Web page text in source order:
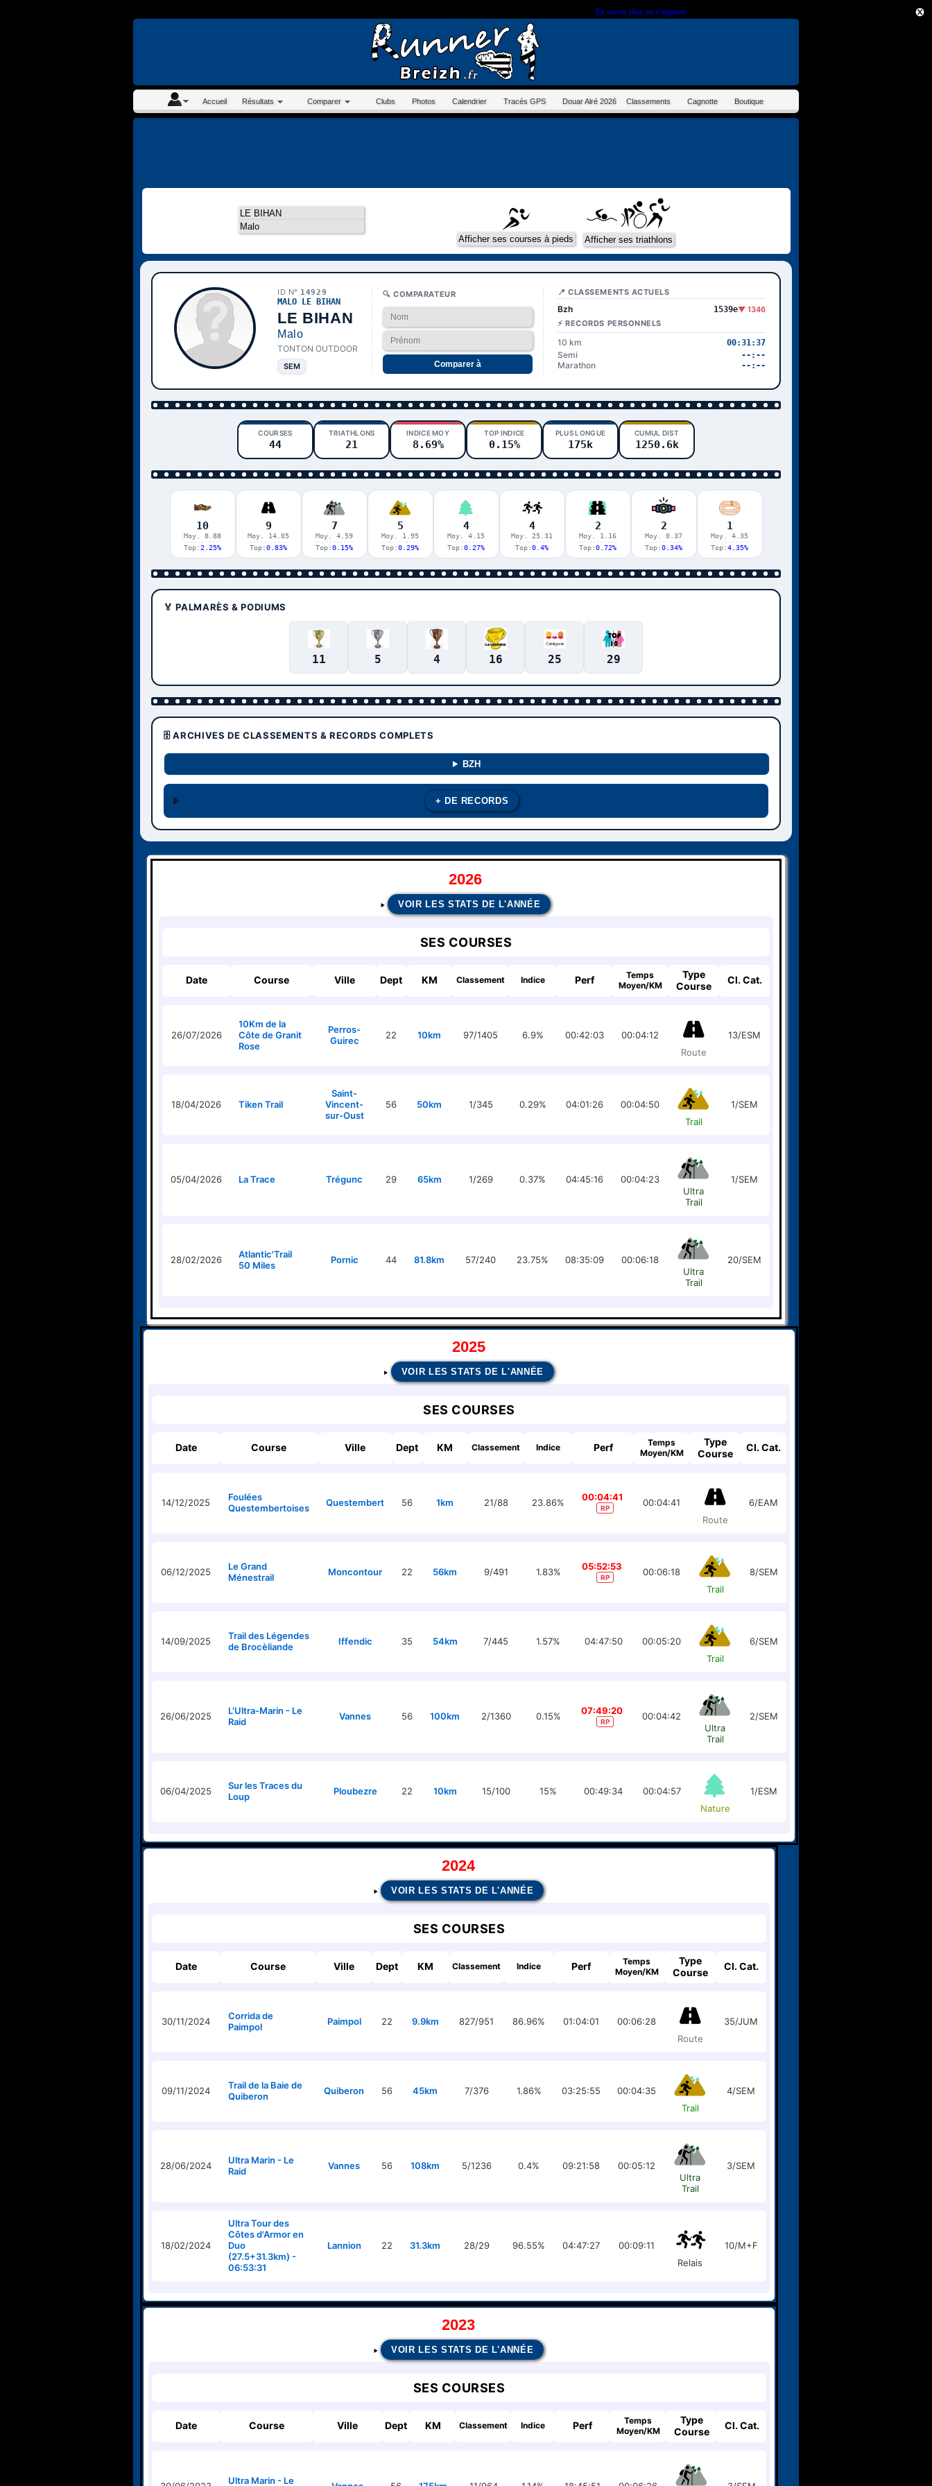
En savoir plus ou s'opposer.
Accueil Résultats Comparer Clubs Photos Calendrier Tracés GPS Douar Alré 2026 Classements Cagnotte Boutique
ID N° 14929
MALO LE BIHAN
LE BIHAN
Malo
TONTON OUTDOOR
SEM
🔍 COMPARATEUR
Comparer à
📍 CLASSEMENTS ACTUELS
Bzh 1539e▼ 1346
⚡ RECORDS PERSONNELS
10 km 00:31:37
Semi --:--
Marathon --:--
COURSES
44
TRIATHLONS
21
INDICE MOY
8.69%
TOP INDICE
0.15%
PLUS LONGUE
175k
CUMUL DIST
1250.6k
10
Moy. 8.88
Top:2.25%
9
Moy. 14.05
Top:0.83%
7
Moy. 4.59
Top:0.15%
5
Moy. 1.95
Top:0.29%
4
Moy. 4.15
Top:0.27%
4
Moy. 25.31
Top:0.4%
2
Moy. 1.16
Top:0.72%
2
Moy. 0.37
Top:0.34%
1
Moy. 4.35
Top:4.35%
🏅 PALMARÈS & PODIUMS
11 5 4 16 25 29
🗄️ ARCHIVES DE CLASSEMENTS & RECORDS COMPLETS
BZH
+ DE RECORDS
2026
VOIR LES STATS DE L'ANNÉE
SES COURSES
Date Course Ville Dept KM Classement Indice Perf
Temps
Moyen/KM
Type
Course
Cl. Cat.
26/07/2026
10Km de la
Côte de Granit
Rose
Perros-
Guirec
22 10km 97/1405 6.9% 00:42:03
00:04:12
Route
13/ESM
18/04/2026 Tiken Trail
Saint-
Vincent-
sur-Oust
56 50km 1/345 0.29% 04:01:26
00:04:50
Trail
1/SEM
05/04/2026 La Trace Trégunc 29 65km 1/269 0.37% 04:45:16
00:04:23
Ultra
Trail
1/SEM
28/02/2026
Atlantic'Trail
50 Miles
Pornic 44 81.8km 57/240 23.75% 08:35:09
00:06:18
Ultra
Trail
20/SEM
2025
VOIR LES STATS DE L'ANNÉE
SES COURSES
Date Course Ville Dept KM Classement Indice Perf
Temps
Moyen/KM
Type
Course
Cl. Cat.
14/12/2025
Foulées
Questembertoises
Questembert 56 1km 21/88 23.86% 00:04:41
RP
00:04:41
Route
6/EAM
06/12/2025
Le Grand
Ménestrail
Moncontour 22 56km 9/491 1.83% 05:52:53
RP
00:06:18
Trail
8/SEM
14/09/2025
Trail des Légendes
de Brocèliande
Iffendic 35 54km 7/445 1.57% 04:47:50
00:05:20
Trail
6/SEM
26/06/2025
L'Ultra-Marin - Le
Raid
Vannes 56 100km 2/1360 0.15% 07:49:20
RP
00:04:42
Ultra
Trail
2/SEM
06/04/2025
Sur les Traces du
Loup
Ploubezre 22 10km 15/100 15% 00:49:34
00:04:57
Nature
1/ESM
2024
VOIR LES STATS DE L'ANNÉE
SES COURSES
Date Course Ville Dept KM Classement Indice Perf
Temps
Moyen/KM
Type
Course
Cl. Cat.
30/11/2024
Corrida de
Paimpol
Paimpol 22 9.9km 827/951 86.96% 01:04:01
00:06:28
Route
35/JUM
09/11/2024
Trail de la Baie de
Quiberon
Quiberon 56 45km 7/376 1.86% 03:25:55
00:04:35
Trail
4/SEM
28/06/2024
Ultra Marin - Le
Raid
Vannes 56 108km 5/1236 0.4% 09:21:58
00:05:12
Ultra
Trail
3/SEM
18/02/2024
Ultra Tour des
Côtes d'Armor en
Duo
(27.5+31.3km) -
06:53:31
Lannion 22 31.3km 28/29 96.55% 04:47:27
00:09:11
Relais
10/M+F
2023
VOIR LES STATS DE L'ANNÉE
SES COURSES
Date Course Ville Dept KM Classement Indice Perf
Temps
Moyen/KM
Type
Course
Cl. Cat.
Ultra Marin - Le